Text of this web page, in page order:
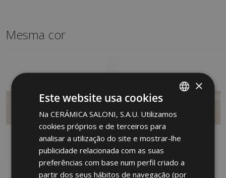
Mesma cor
CIRCE MARFIL (PB) 31 X
CIRCE METRIC MARFIL
SPANISH
ENGLISH
GERMAN
×
Este website usa cookies
Na CERÁMICA SALONI, S.A.U. Utilizamos
cookies próprios e de terceiros para
analisar a utilização do site e mostrar-lhe
publicidade relacionada com as suas
preferências com base num perfil criado a
partir dos seus hábitos de navegação (por